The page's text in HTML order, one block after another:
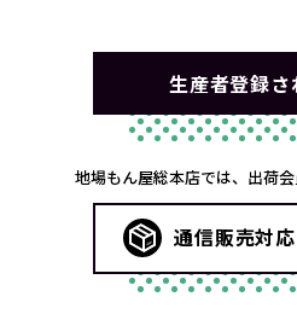
生産者登録さ
地場もん屋総本店では、出荷
通信販売対